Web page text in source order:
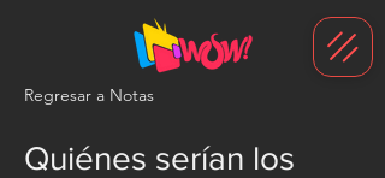
Regresar a Notas
Quiénes serían los